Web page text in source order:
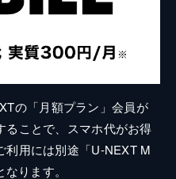
の「月額プラン」会員が
ことで、スマホ代がお得
利用には別途「U-NEXT M
ります。